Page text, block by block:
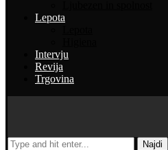
Lepota
Intervju
Revija
Trgovina
Najdi